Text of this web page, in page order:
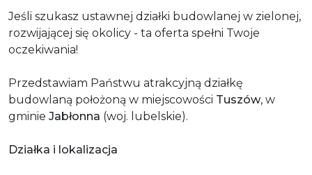
Jeśli szukasz ustawnej działki budowlanej w zielonej,
rozwijającej się okolicy - ta oferta spełni Twoje
oczekiwania!
Przedstawiam Państwu atrakcyjną działkę
budowlaną położoną w miejscowości Tuszów, w
gminie Jabłonna (woj. lubelskie).
Działka i lokalizacja